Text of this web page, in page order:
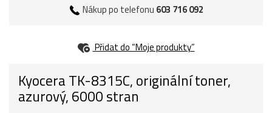
Nákup po telefonu 603 716 092
Přidat do “Moje produkty”
Kyocera TK-8315C, originální toner,
azurový, 6000 stran